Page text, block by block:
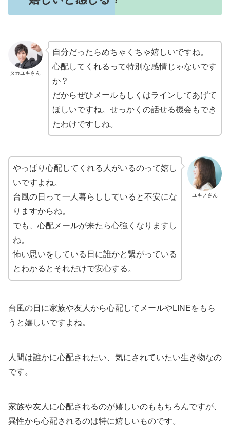
タカユキさん
自分だったらめちゃくちゃ嬉しいですね。
心配してくれるって特別な感情じゃないです
か？
だからぜひメールもしくはラインしてあげて
ほしいですね。せっかくの話せる機会もでき
たわけですしね。
ユキノさん
やっぱり心配してくれる人がいるのって嬉し
いですよね。
台風の日って一人暮らししていると不安にな
りますからね。
でも、心配メールが来たら心強くなりますし
ね。
怖い思いをしている日に誰かと繋がっている
とわかるとそれだけで安心する。
台風の日に家族や友人から心配してメールやLINEをもら
うと嬉しいですよね。
人間は誰かに心配されたい、気にされていたい生き物なの
です。
家族や友人に心配されるのが嬉しいのももちろんですが、
異性から心配されるのは特に嬉しいものです。